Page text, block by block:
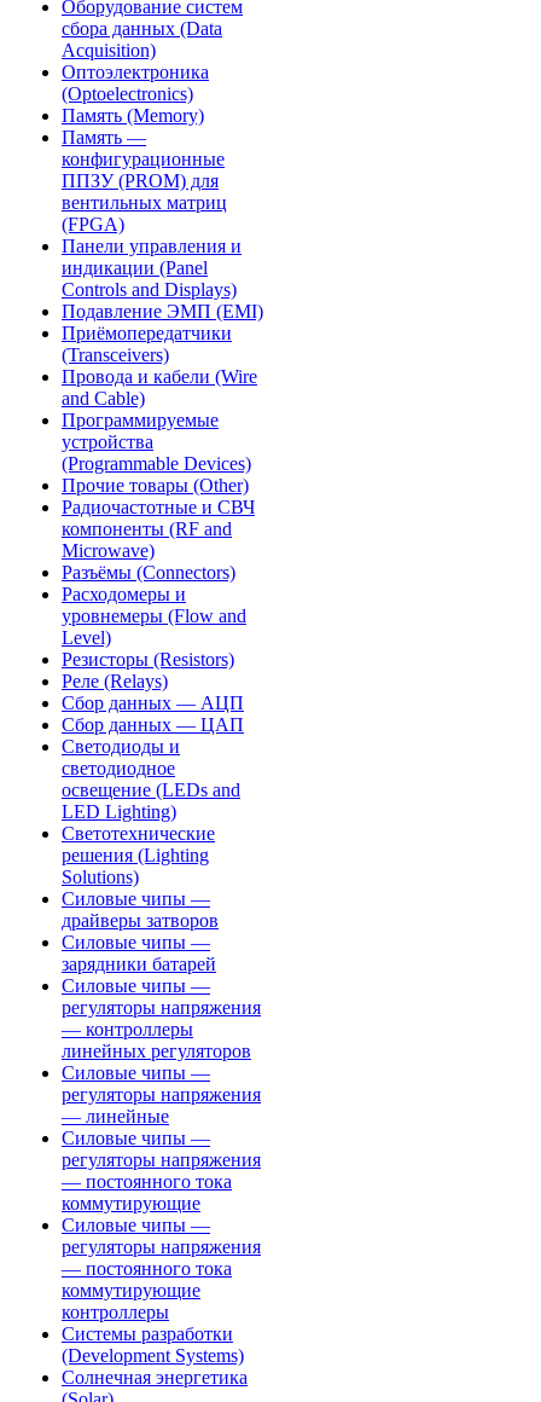
Оборудование систем
сбора данных (Data
Acquisition)
Оптоэлектроника
(Optoelectronics)
Память (Memory)
Память —
конфигурационные
ППЗУ (PROM) для
вентильных матриц
(FPGA)
Панели управления и
индикации (Panel
Controls and Displays)
Подавление ЭМП (EMI)
Приёмопередатчики
(Transceivers)
Провода и кабели (Wire
and Cable)
Программируемые
устройства
(Programmable Devices)
Прочие товары (Other)
Радиочастотные и СВЧ
компоненты (RF and
Microwave)
Разъёмы (Connectors)
Расходомеры и
уровнемеры (Flow and
Level)
Резисторы (Resistors)
Реле (Relays)
Сбор данных — АЦП
Сбор данных — ЦАП
Светодиоды и
светодиодное
освещение (LEDs and
LED Lighting)
Светотехнические
решения (Lighting
Solutions)
Силовые чипы —
драйверы затворов
Силовые чипы —
зарядники батарей
Силовые чипы —
регуляторы напряжения
— контроллеры
линейных регуляторов
Силовые чипы —
регуляторы напряжения
— линейные
Силовые чипы —
регуляторы напряжения
— постоянного тока
коммутирующие
Силовые чипы —
регуляторы напряжения
— постоянного тока
коммутирующие
контроллеры
Системы разработки
(Development Systems)
Солнечная энергетика